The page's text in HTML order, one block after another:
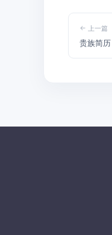
上一篇
贵族简历